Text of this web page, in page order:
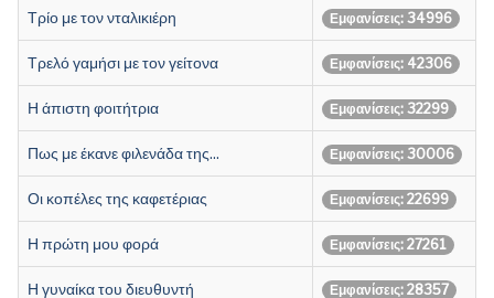
Τρίο με τον νταλικιέρη Εμφανίσεις: 34996
Τρελό γαμήσι με τον γείτονα Εμφανίσεις: 42306
Η άπιστη φοιτήτρια Εμφανίσεις: 32299
Πως με έκανε φιλενάδα της... Εμφανίσεις: 30006
Οι κοπέλες της καφετέριας Εμφανίσεις: 22699
Η πρώτη μου φορά Εμφανίσεις: 27261
Η γυναίκα του διευθυντή Εμφανίσεις: 28357